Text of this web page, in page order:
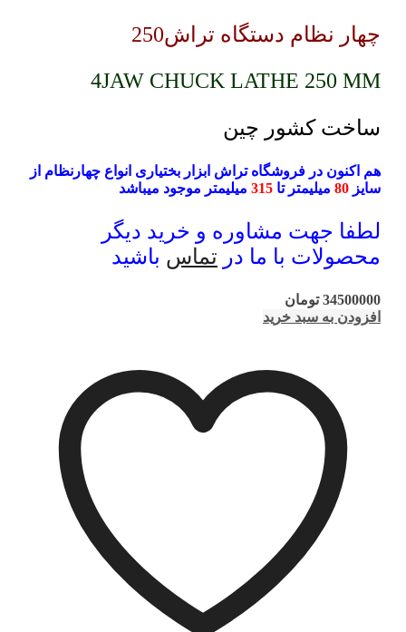
چهار نظام دستگاه تراش250
4JAW CHUCK LATHE 250 MM
ساخت کشور چین
هم اکنون در فروشگاه تراش ابزار بختیاری انواع چهارنظام از
سایز
میلیمتر تا 315 میلیمتر موجود میباشد
لطفا جهت مشاوره و خرید دیگر
محصولات با ما در تماس باشید
34500000 تومان
افزودن به سبد خرید